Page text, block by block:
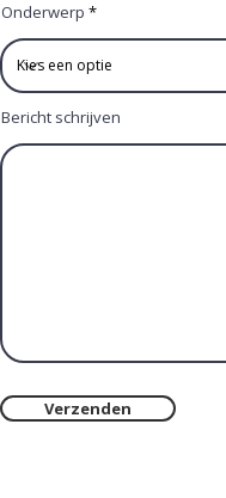
Onderwerp
Bericht schrijven
Verzenden